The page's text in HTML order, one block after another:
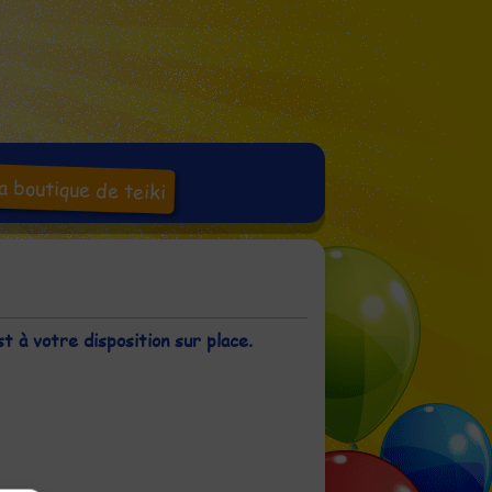
boutique de teiki
à votre disposition sur place.